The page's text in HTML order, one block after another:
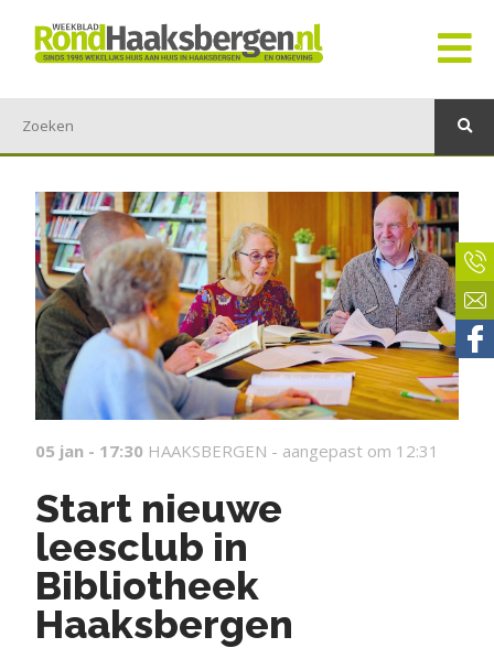
05 jan - 17:30 HAAKSBERGEN - aangepast om 12:31
Start nieuwe
leesclub in
Bibliotheek
Haaksbergen